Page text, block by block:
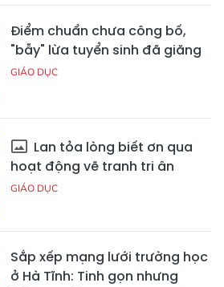
Điểm chuẩn chưa công bố,
"bẫy" lừa tuyển sinh đã giăng
GIÁO DỤC
Lan tỏa lòng biết ơn qua
hoạt động vẽ tranh tri ân
GIÁO DỤC
Sắp xếp mạng lưới trường học
ở Hà Tĩnh: Tinh gọn nhưng